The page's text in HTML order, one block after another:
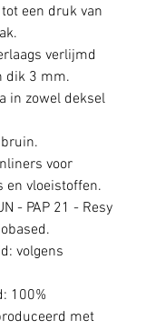
een druk van
verlijmd
dik 3 mm.
in zowel deksel
voor
en vloeistoffen.
- PAP 21 - Resy
volgens
100%
met